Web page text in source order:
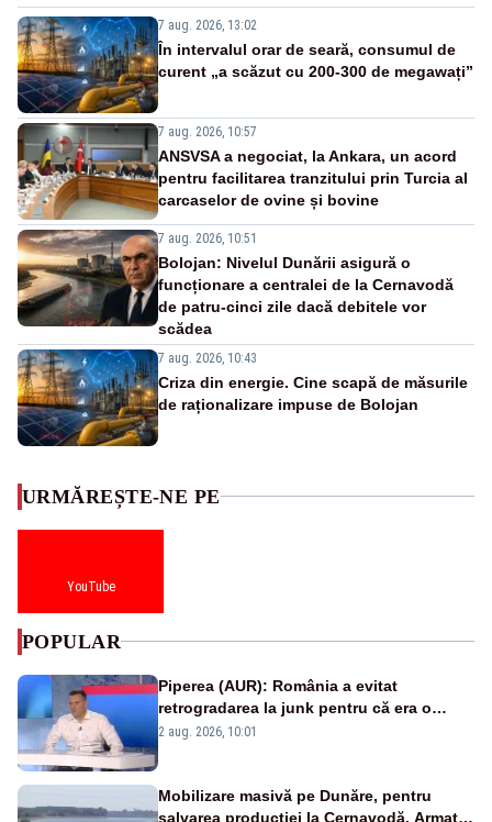
7 aug. 2026, 13:02
În intervalul orar de seară, consumul de
curent „a scăzut cu 200-300 de megawați”
7 aug. 2026, 10:57
ANSVSA a negociat, la Ankara, un acord
pentru facilitarea tranzitului prin Turcia al
carcaselor de ovine și bovine
7 aug. 2026, 10:51
Bolojan: Nivelul Dunării asigură o
funcționare a centralei de la Cernavodă
de patru-cinci zile dacă debitele vor
scădea
7 aug. 2026, 10:43
Criza din energie. Cine scapă de măsurile
de raționalizare impuse de Bolojan
URMĂREȘTE-NE PE
YouTube
POPULAR
Piperea (AUR): România a evitat
retrogradarea la junk pentru că era o
catastrofă pentru bănci și fondurile de
2 aug. 2026, 10:01
Mobilizare masivă pe Dunăre, pentru
salvarea producției la Cernavodă. Armata